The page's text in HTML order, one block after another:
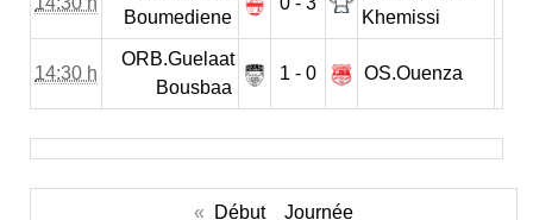
Boumediene
Khemissi
14:30 h
ORB.Guelaat
Bousbaa
1 - 0 OS.Ouenza
« Début
Journée